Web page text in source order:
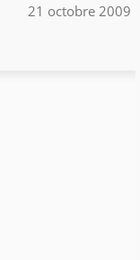
21 octobre 2009